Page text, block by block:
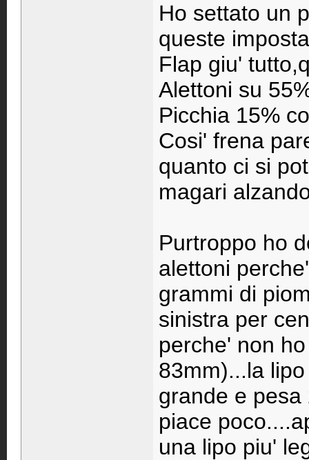
Ho settato un
queste
Flap giu'
Alettoni su
Picchia 15%
Cosi' frena
quanto ci si
magari
Purtroppo ho
alettoni
grammi di
sinistra per
perche' non
83mm)...la
grande e pesa
piace
una lipo piu'